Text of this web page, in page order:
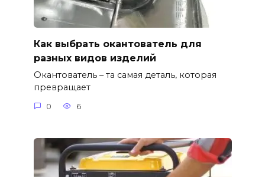
Как выбрать окантователь для
разных видов изделий
Окантователь – та самая деталь, которая
превращает
0 6